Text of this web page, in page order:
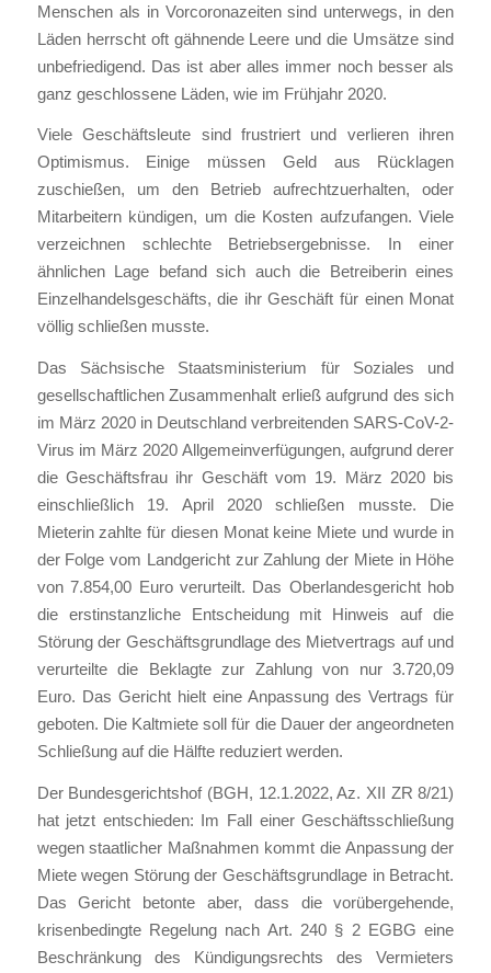
Menschen als in Vorcoronazeiten sind unterwegs, in den
Läden herrscht oft gähnende Leere und die Umsätze sind
unbefriedigend. Das ist aber alles immer noch besser als
ganz geschlossene Läden, wie im Frühjahr 2020.
Viele Geschäftsleute sind frustriert und verlieren ihren
Optimismus. Einige müssen Geld aus Rücklagen
zuschießen, um den Betrieb aufrechtzuerhalten, oder
Mitarbeitern kündigen, um die Kosten aufzufangen. Viele
verzeichnen schlechte Betriebsergebnisse. In einer
ähnlichen Lage befand sich auch die Betreiberin eines
Einzelhandelsgeschäfts, die ihr Geschäft für einen Monat
völlig schließen musste.
Das Sächsische Staatsministerium für Soziales und
gesellschaftlichen Zusammenhalt erließ aufgrund des sich
im März 2020 in Deutschland verbreitenden SARS-CoV-2-
Virus im März 2020 Allgemeinverfügungen, aufgrund derer
die Geschäftsfrau ihr Geschäft vom 19. März 2020 bis
einschließlich 19. April 2020 schließen musste. Die
Mieterin zahlte für diesen Monat keine Miete und wurde in
der Folge vom Landgericht zur Zahlung der Miete in Höhe
von 7.854,00 Euro verurteilt. Das Oberlandesgericht hob
die erstinstanzliche Entscheidung mit Hinweis auf die
Störung der Geschäftsgrundlage des Mietvertrags auf und
verurteilte die Beklagte zur Zahlung von nur 3.720,09
Euro. Das Gericht hielt eine Anpassung des Vertrags für
geboten. Die Kaltmiete soll für die Dauer der angeordneten
Schließung auf die Hälfte reduziert werden.
Der Bundesgerichtshof (BGH, 12.1.2022, Az. XII ZR 8/21)
hat jetzt entschieden: Im Fall einer Geschäftsschließung
wegen staatlicher Maßnahmen kommt die Anpassung der
Miete wegen Störung der Geschäftsgrundlage in Betracht.
Das Gericht betonte aber, dass die vorübergehende,
krisenbedingte Regelung nach Art. 240 § 2 EGBG eine
Beschränkung des Kündigungsrechts des Vermieters